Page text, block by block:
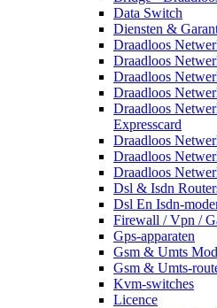
Data Switch
Diensten &
Draadloos
Draadloos
Draadloos
Draadloos
Draadloos
Expresscard
Draadloos
Draadloos
Draadloos
Dsl & Isdn
Dsl En Isdn-
Firewall / Vpn /
Gps-apparaten
Gsm & Umts
Gsm & Umts-
Kvm-switches
Licence